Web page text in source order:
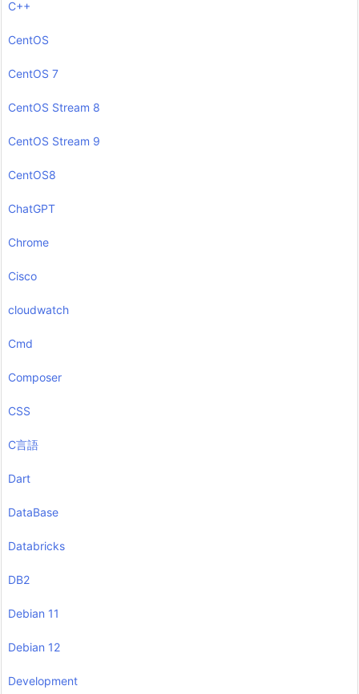
C++
CentOS
CentOS 7
CentOS Stream 8
CentOS Stream 9
CentOS8
ChatGPT
Chrome
Cisco
cloudwatch
Cmd
Composer
CSS
C言語
Dart
DataBase
Databricks
DB2
Debian 11
Debian 12
Development